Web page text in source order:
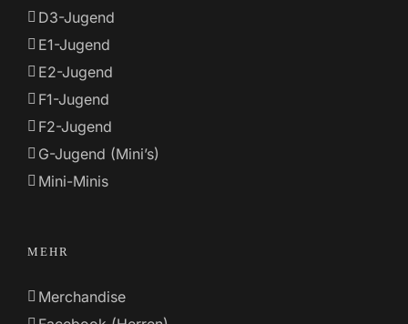
D3-Jugend
E1-Jugend
E2-Jugend
F1-Jugend
F2-Jugend
G-Jugend (Mini’s)
Mini-Minis
MEHR
Merchandise